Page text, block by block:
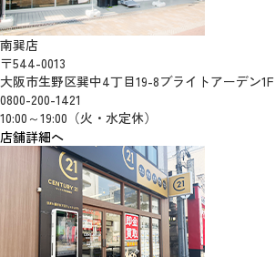
南巽店
〒544-0013
大阪市生野区巽中4丁目19-8ブライトアーデン1F
0800-200-1421
10:00～19:00（火・水定休）
店舗詳細へ